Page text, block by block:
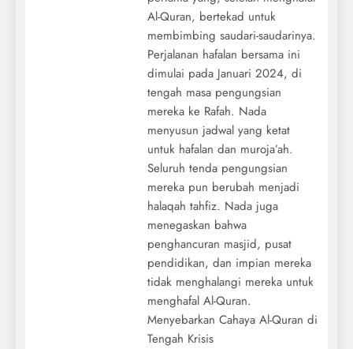
Al-Quran, bertekad untuk
membimbing saudari-saudarinya.
Perjalanan hafalan bersama ini
dimulai pada Januari 2024, di
tengah masa pengungsian
mereka ke Rafah. Nada
menyusun jadwal yang ketat
untuk hafalan dan muroja’ah.
Seluruh tenda pengungsian
mereka pun berubah menjadi
halaqah tahfiz. Nada juga
menegaskan bahwa
penghancuran masjid, pusat
pendidikan, dan impian mereka
tidak menghalangi mereka untuk
menghafal Al-Quran.
Menyebarkan Cahaya Al-Quran di
Tengah Krisis